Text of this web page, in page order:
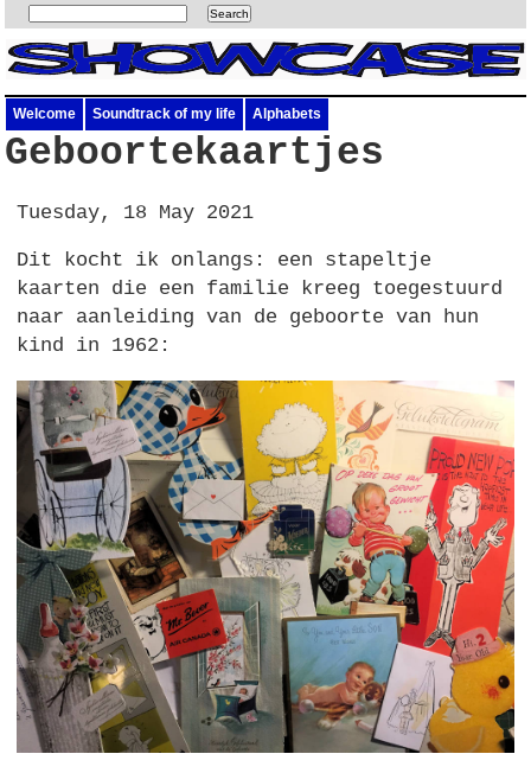
Welcome Soundtrack of my life Alphabets
Geboortekaartjes
Tuesday, 18 May 2021
Dit kocht ik onlangs: een stapeltje
kaarten die een familie kreeg toegestuurd
naar aanleiding van de geboorte van hun
kind in 1962: